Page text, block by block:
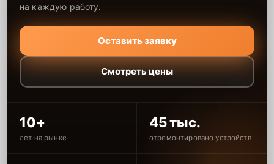
на каждую работу.
Оставить заявку
Смотреть цены
10+
лет на рынке
45 тыс.
отремонтировано устройств